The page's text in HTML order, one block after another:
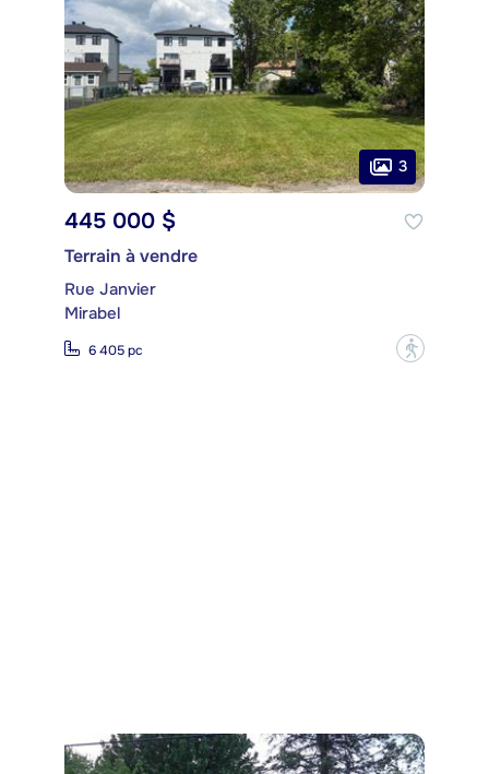
3
445 000 $
Terrain à vendre
Rue Janvier
Mirabel
6 405 pc ?